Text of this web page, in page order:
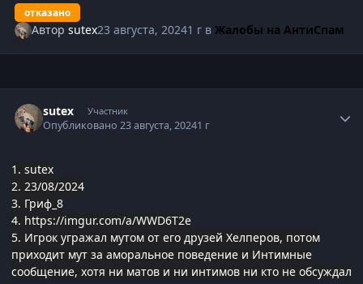
отказано
Авторsutex23 августа, 20241 г вЖалобы на АнтиСпам
sutex Участник
Опубликовано23 августа, 20241 г
1. sutex
2. 23/08/2024
3. Гриф_8
4. https://imgur.com/a/WWD6T2e
5. Игрок угражал мутом от его друзей Хелперов, потом
приходит мут за аморальное поведение и Интимные
сообщение, хотя ни матов и ни интимов ни кто не обсуждал